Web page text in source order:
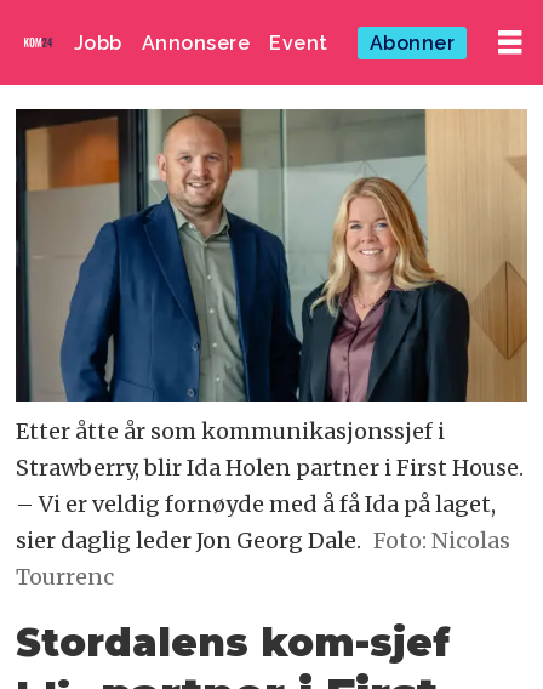
Jobb Annonsere Event Abonner
Etter åtte år som kommunikasjonssjef i
Strawberry, blir Ida Holen partner i First House.
– Vi er veldig fornøyde med å få Ida på laget,
sier daglig leder Jon Georg Dale. Foto: Nicolas
Tourrenc
Stordalens kom-sjef